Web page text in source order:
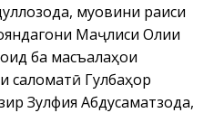
муовини раиси
Маҷлиси Олии
ба масъалаҳои
саломатӣ Гулбаҳор
Зулфия Абдусаматзода,